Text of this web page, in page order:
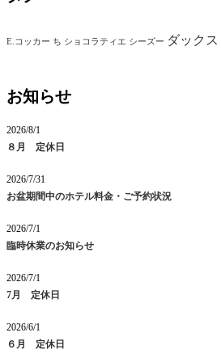
E.コッカー ち ショコラティエ シーズー ダックス
お知らせ
2026/8/1
８月 定休日
2026/7/31
お盆期間中のホテル料金・ご予約状況
2026/7/1
臨時休業のお知らせ
2026/7/1
7月 定休日
2026/6/1
６月 定休日